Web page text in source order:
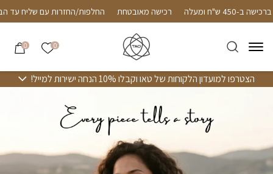
Skip to Content
שליח חינם עד הבית ברכישה ב-450 ש"ח ומעלה רכישה מאובטחת החלפות/
0 הרשימה
0
הצטרפו למועדון הלקוחות של טאו וקבלו 10% הנחה ישירות למייל!
בחזרה למעלה